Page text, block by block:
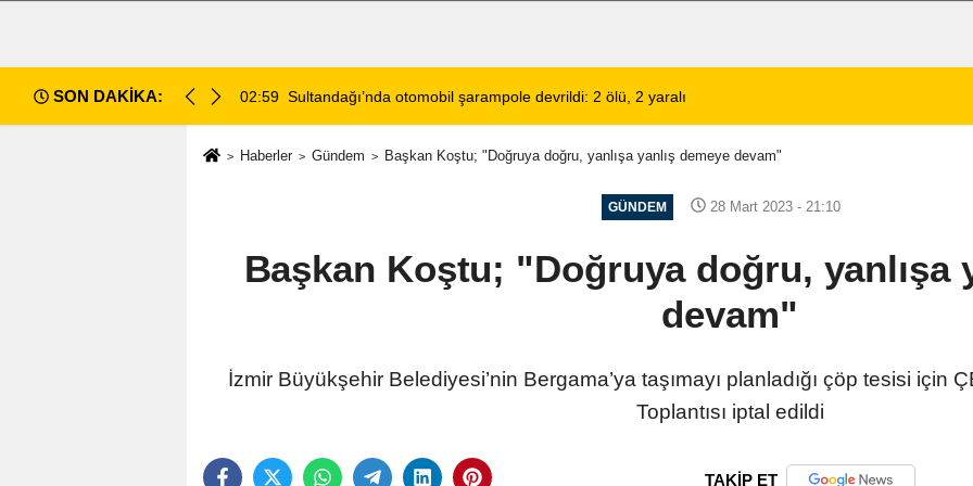
SON DAKİKA:
2 ölü, 2 yaralı 02:13 Afyonkarahisar'da Araç Sahiplerinin Tercihi: Halil Engin Oto Yıkama Şarkıcı
Haberler Gündem Başkan Koştu; "Doğruya doğru, yanlışa yanlış demeye devam"
GÜNDEM 28 Mart 2023 - 21:10
Başkan Koştu; "Doğruya doğru, yanlışa
devam"
İzmir Büyükşehir Belediyesi’nin Bergama’ya taşımayı planladığı çöp tesisi için
Toplantısı iptal edildi
TAKİP ET